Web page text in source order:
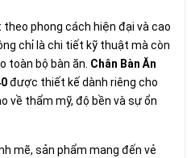
phong cách hiện đại và cao
chỉ là chi tiết kỹ thuật mà còn
toàn bộ bàn ăn. Chân Bàn Ăn
được thiết kế dành riêng cho
về thẩm mỹ, độ bền và sự ổn
mẽ, sản phẩm mang đến vẻ